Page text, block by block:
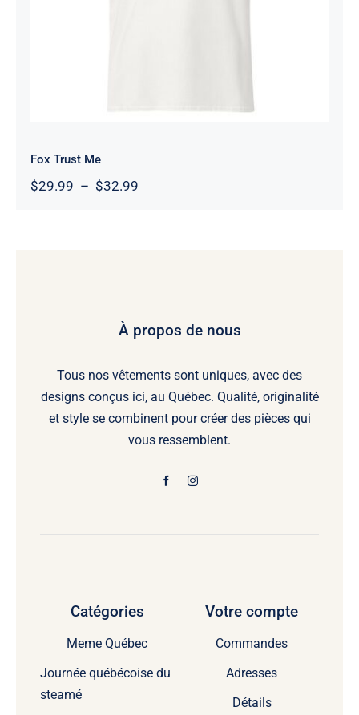
Fox Trust Me
$29.99 – $32.99Plage
À propos de nous
Tous nos vêtements sont uniques, avec des
designs conçus ici, au Québec. Qualité, originalité
et style se combinent pour créer des pièces qui
vous ressemblent.
Catégories
Meme Québec
Journée québécoise du
steamé
Votre compte
Commandes
Adresses
Détails